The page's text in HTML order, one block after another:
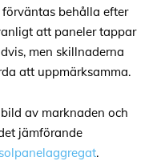
behålla efter
att paneler tappar
men skillnaderna
att uppmärksamma.
av marknaden och
jämförande
.